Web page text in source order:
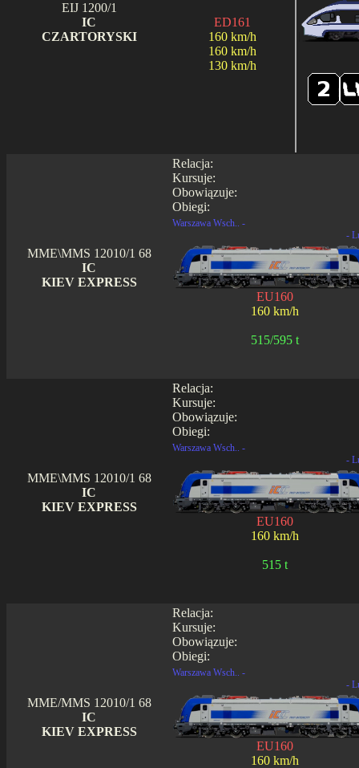
EIJ 1200/1
IC
CZARTORYSKI
ED161
160 km/h
160 km/h
130 km/h
Relacja:
Kursuje:
Obowiązuje:
Obiegi:
MME\MMS 12010/1 68
IC
KIEV EXPRESS
Warszawa Wsch.. -
-
EU160
160 km/h
515/595 t
Relacja:
Kursuje:
Obowiązuje:
Obiegi:
MME\MMS 12010/1 68
IC
KIEV EXPRESS
Warszawa Wsch.. -
-
EU160
160 km/h
515 t
Relacja:
Kursuje:
Obowiązuje:
Obiegi:
MME/MMS 12010/1 68
IC
KIEV EXPRESS
Warszawa Wsch.. -
-
EU160
160 km/h